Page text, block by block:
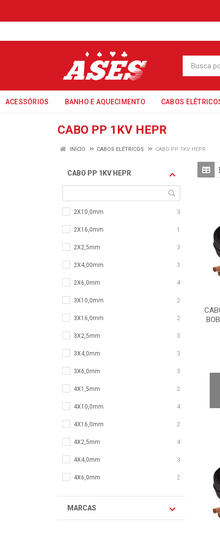
ACESSÓRIOS BANHO E AQUECIMENTO CABOS
CABO PP 1KV HEPR
INÍCIO CABOS ELÉTRICOS CABO PP 1KV HEPR
CABO PP 1KV HEPR
2X10,0mm 3
2X16,0mm 1
2X2,5mm 3
2X4,00mm 3
2X6,0mm 4
3X10,0mm 2
3X16,0mm 2
3X2,5mm 3
3X4,0mm 3
3X6,0mm 3
4X1,5mm 2
4X10,0mm 4
4X16,0mm 2
4X2,5mm 4
4X4,0mm 3
4X6,0mm 2
MARCAS